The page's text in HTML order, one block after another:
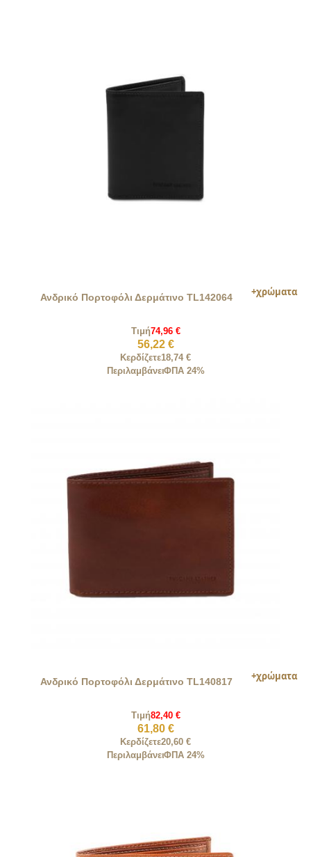
Ανδρικό Πορτοφόλι Δερμάτινο TL142064
Τιμή74,96 €
56,22 €
Κερδίζετε18,74 €
ΠεριλαμβάνειΦΠΑ 24%
Ανδρικό Πορτοφόλι Δερμάτινο TL140817
Τιμή82,40 €
61,80 €
Κερδίζετε20,60 €
ΠεριλαμβάνειΦΠΑ 24%